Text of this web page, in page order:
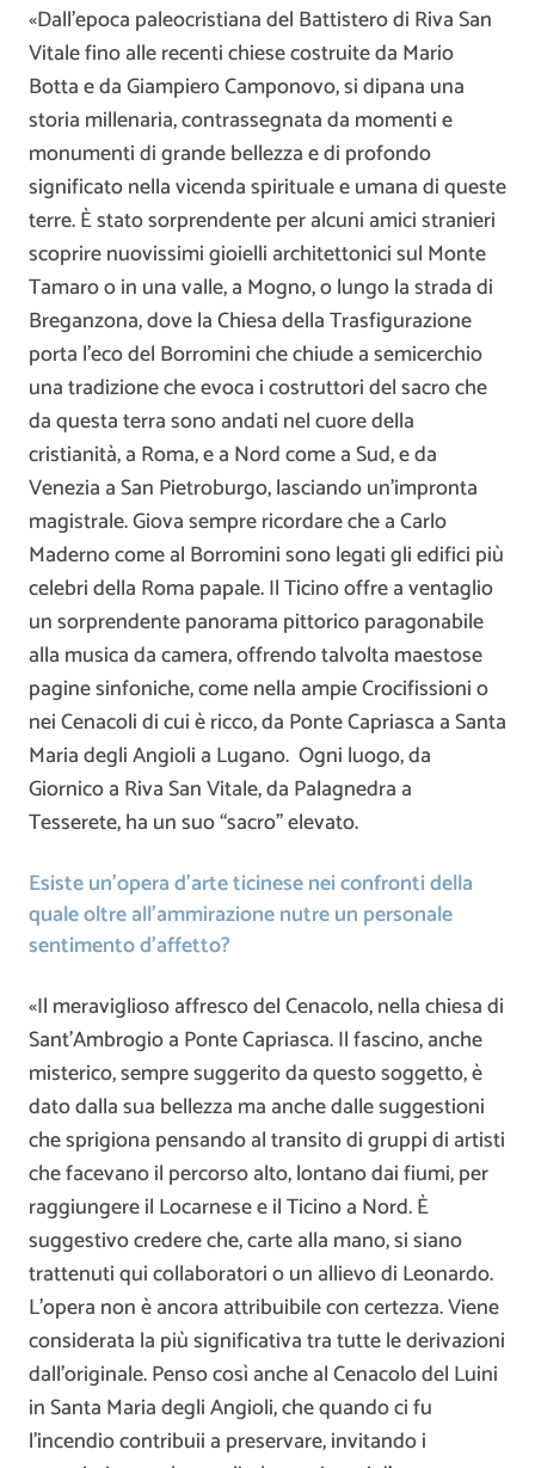
«Dall’epoca paleocristiana del Battistero di Riva San
Vitale fino alle recenti chiese costruite da Mario
Botta e da Giampiero Camponovo, si dipana una
storia millenaria, contrassegnata da momenti e
monumenti di grande bellezza e di profondo
significato nella vicenda spirituale e umana di queste
terre. È stato sorprendente per alcuni amici stranieri
scoprire nuovissimi gioielli architettonici sul Monte
Tamaro o in una valle, a Mogno, o lungo la strada di
Breganzona, dove la Chiesa della Trasfigurazione
porta l’eco del Borromini che chiude a semicerchio
una tradizione che evoca i costruttori del sacro che
da questa terra sono andati nel cuore della
cristianità, a Roma, e a Nord come a Sud, e da
Venezia a San Pietroburgo, lasciando un’impronta
magistrale. Giova sempre ricordare che a Carlo
Maderno come al Borromini sono legati gli edifici più
celebri della Roma papale. Il Ticino offre a ventaglio
un sorprendente panorama pittorico paragonabile
alla musica da camera, offrendo talvolta maestose
pagine sinfoniche, come nella ampie Crocifissioni o
nei Cenacoli di cui è ricco, da Ponte Capriasca a Santa
Maria degli Angioli a Lugano. Ogni luogo, da
Giornico a Riva San Vitale, da Palagnedra a
Tesserete, ha un suo “sacro” elevato.
Esiste un’opera d’arte ticinese nei confronti della
quale oltre all’ammirazione nutre un personale
sentimento d’affetto?
«Il meraviglioso affresco del Cenacolo, nella chiesa di
Sant’Ambrogio a Ponte Capriasca. Il fascino, anche
misterico, sempre suggerito da questo soggetto, è
dato dalla sua bellezza ma anche dalle suggestioni
che sprigiona pensando al transito di gruppi di artisti
che facevano il percorso alto, lontano dai fiumi, per
raggiungere il Locarnese e il Ticino a Nord. È
suggestivo credere che, carte alla mano, si siano
trattenuti qui collaboratori o un allievo di Leonardo.
L’opera non è ancora attribuibile con certezza. Viene
considerata la più significativa tra tutte le derivazioni
dall’originale. Penso così anche al Cenacolo del Luini
in Santa Maria degli Angioli, che quando ci fu
l’incendio contribuii a preservare, invitando i